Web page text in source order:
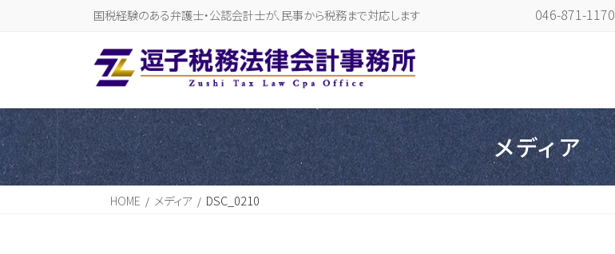
国税経験のある弁護士・公認会計士が、民事から税務まで対応します 046-871-1170
メディア
HOME メディア DSC_0210